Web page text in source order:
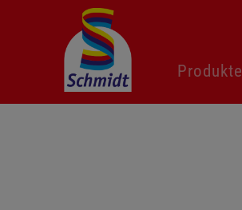
überspringen
Produkte